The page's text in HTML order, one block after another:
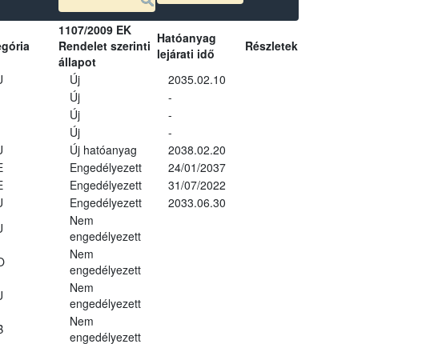
1107/2009 EK
Rendelet szerinti
állapot
Hatóanyag
lejárati idő
Részletek
Új
2035.02.10
Új
-
Új
-
Új
-
Új hatóanyag
2038.02.20
Engedélyezett
24/01/2037
Engedélyezett
31/07/2022
Engedélyezett
2033.06.30
Nem
engedélyezett
Nem
engedélyezett
Nem
engedélyezett
Nem
engedélyezett